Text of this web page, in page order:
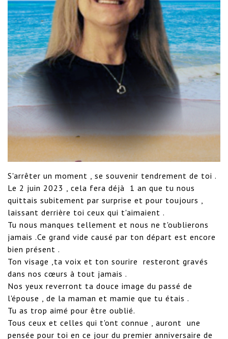
S'arrêter un moment , se souvenir tendrement de toi .
Le 2 juin 2023 , cela fera déjà  1 an que tu nous
quittais subitement par surprise et pour toujours ,
laissant derrière toi ceux qui t'aimaient .
Tu nous manques tellement et nous ne t'oublierons
jamais .Ce grand vide causé par ton départ est encore
bien présent .
Ton visage ,ta voix et ton sourire  resteront gravés
dans nos cœurs à tout jamais .
Nos yeux reverront ta douce image du passé de
l'épouse , de la maman et mamie que tu étais .
Tu as trop aimé pour être oublié.
Tous ceux et celles qui t'ont connue , auront  une
pensée pour toi en ce jour du premier anniversaire de